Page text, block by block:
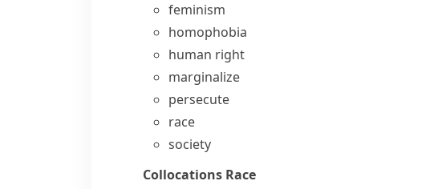
feminism
homophobia
human right
marginalize
persecute
race
society
Collocations Race